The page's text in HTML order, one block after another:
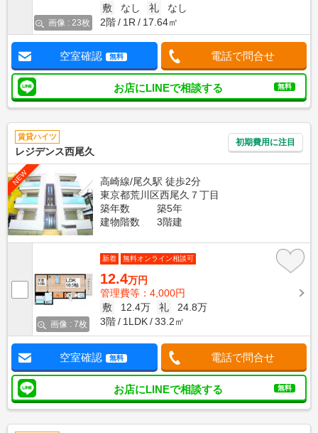
画像 : 23枚
敷
なし 礼
なし
2階
1R 17.64㎡
空室確認 無料 電話で問合せ
お店にLINEで相談する 無料
賃貸ハイツ
レジデンス西尾久
初期費用に注目
NEW
高崎線/尾久駅 徒歩2分
東京都荒川区西尾久７丁目
築年数
築5年
建物階数
3階建
画像 : 7枚
新着 無料オンライン相談可
12.4万円
管理費等：4,000円
敷
12.4万 礼
24.8万
3階
1LDK 33.2㎡
空室確認 無料 電話で問合せ
お店にLINEで相談する 無料